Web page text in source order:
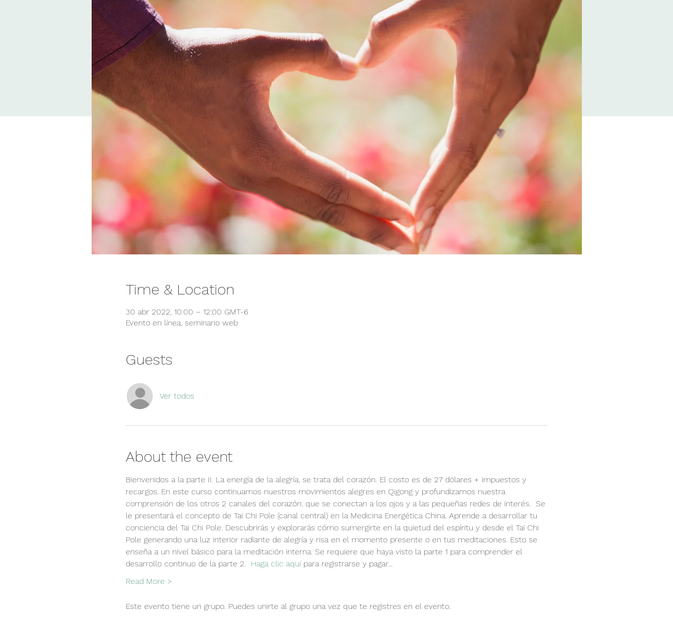
Time & Location
30 abr 2022, 10:00 – 12:00 GMT-6
Evento en línea, seminario web
Guests
Ver todos
About the event
Bienvenidos a la parte II. La energía de la alegría, se trata del corazón. El costo es de 27 dólares + impuestos y
recargos. En este curso continuamos nuestros movimientos alegres en Qigong y profundizamos nuestra
comprensión de los otros 2 canales del corazón: que se conectan a los ojos y a las pequeñas redes de interés.  Se
le presentará el concepto de Tai Chi Pole (canal central) en la Medicina Energética China. Aprende a desarrollar tu
conciencia del Tai Chi Pole. Descubrirás y explorarás cómo sumergirte en la quietud del espíritu y desde el Tai Chi
Pole generando una luz interior radiante de alegría y risa en el momento presente o en tus meditaciones. Esto se
enseña a un nivel básico para la meditación interna. Se requiere que haya visto la parte 1 para comprender el
desarrollo continuo de la parte 2. Haga clic aquí para registrarse y pagar…
Read More >
Este evento tiene un grupo. Puedes unirte al grupo una vez que te registres en el evento.